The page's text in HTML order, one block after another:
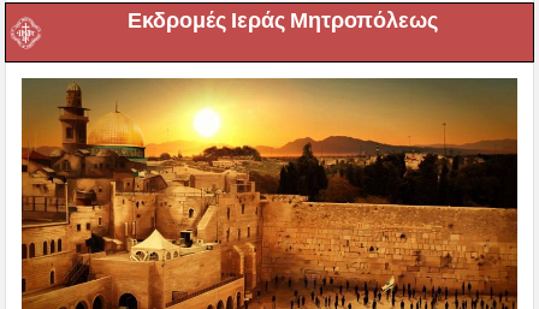
Εκδρομές Ιεράς Μητροπόλεως